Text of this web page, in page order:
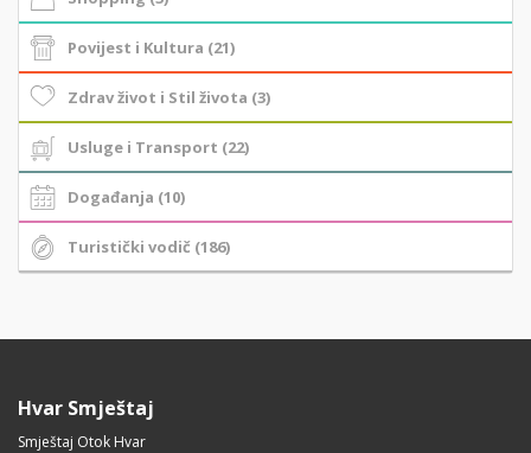
Povijest i Kultura (21)
Zdrav život i Stil života (3)
Usluge i Transport (22)
Događanja (10)
Turistički vodič (186)
Hvar Smještaj
Smještaj Otok Hvar